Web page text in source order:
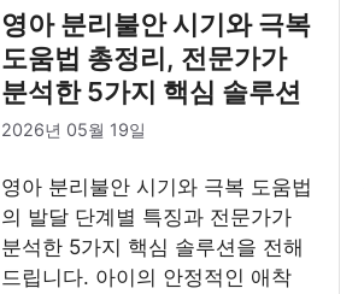
영아 분리불안 시기와 극복
도움법 총정리, 전문가가
분석한 5가지 핵심 솔루션
2026년 05월 19일
영아 분리불안 시기와 극복 도움법
의 발달 단계별 특징과 전문가가
분석한 5가지 핵심 솔루션을 전해
드립니다. 아이의 안정적인 애착